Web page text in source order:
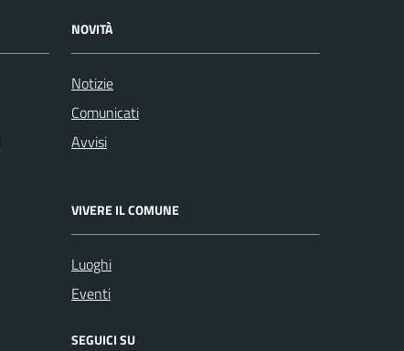
NOVITÀ
Notizie
Comunicati
Avvisi
VIVERE IL COMUNE
Luoghi
Eventi
SEGUICI SU